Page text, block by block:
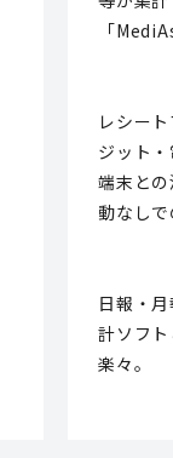
「
レシー
ジット
端末と
動なしで
日報・
計ソフ
楽々。